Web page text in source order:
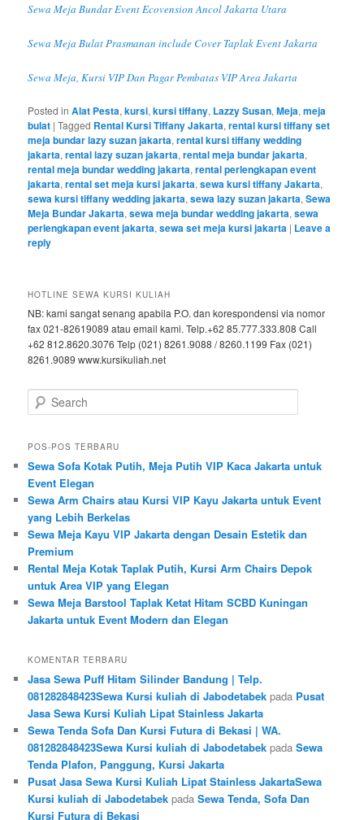
Sewa Meja Bundar Event Ecovension Ancol Jakarta Utara
Sewa Meja Bulat Prasmanan include Cover Taplak Event Jakarta
Sewa Meja, Kursi VIP Dan Pagar Pembatas VIP Area Jakarta
Posted in Alat Pesta,kursi,kursi tiffany, Lazzy Susan,Meja,meja
bulat |Tagged Rental Kursi Tiffany Jakarta,rental kursi tiffany set
meja bundar lazy suzan jakarta,rental kursi tiffany wedding
jakarta,rental lazy suzan jakarta,rental meja bundar jakarta,
rental meja bundar wedding jakarta,rental perlengkapan event
jakarta,rental set meja kursi jakarta,sewa kursi tiffany Jakarta,
sewa kursi tiffany wedding jakarta,sewa lazy suzan jakarta,Sewa
Meja Bundar Jakarta,sewa meja bundar wedding jakarta,sewa
perlengkapan event jakarta,sewa set meja kursi jakarta | Leave a
reply
HOTLINE SEWA KURSI KULIAH
NB: kami sangat senang apabila P.O. dan korespondensi via nomor
fax 021-82619089 atau email kami. Telp.+62 85.777.333.808 Call
+62 812.8620.3076 Telp (021) 8261.9088 / 8260.1199 Fax (021)
8261.9089 www.kursikuliah.net
Search
POS-POS TERBARU
Sewa Sofa Kotak Putih, Meja Putih VIP Kaca Jakarta untuk
Event Elegan
Sewa Arm Chairs atau Kursi VIP Kayu Jakarta untuk Event
yang Lebih Berkelas
Sewa Meja Kayu VIP Jakarta dengan Desain Estetik dan
Premium
Rental Meja Kotak Taplak Putih, Kursi Arm Chairs Depok
untuk Area VIP yang Elegan
Sewa Meja Barstool Taplak Ketat Hitam SCBD Kuningan
Jakarta untuk Event Modern dan Elegan
KOMENTAR TERBARU
Jasa Sewa Puff Hitam Silinder Bandung | Telp.
081282848423Sewa Kursi kuliah di Jabodetabek pada Pusat
Jasa Sewa Kursi Kuliah Lipat Stainless Jakarta
Sewa Tenda Sofa Dan Kursi Futura di Bekasi | WA.
081282848423Sewa Kursi kuliah di Jabodetabek padaSewa
Tenda Plafon, Panggung, Kursi Jakarta
Pusat Jasa Sewa Kursi Kuliah Lipat Stainless JakartaSewa
Kursi kuliah di Jabodetabek padaSewa Tenda, Sofa Dan
Kursi Futura di Bekasi